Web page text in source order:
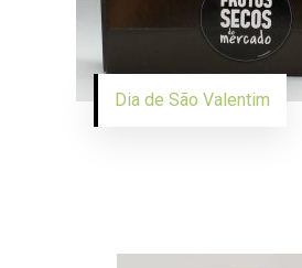
Dia de São Valentim